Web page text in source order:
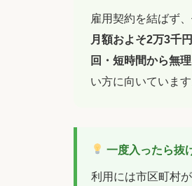
雇用契約を結ばず
月額およそ2万3千円
回・短時間から無
い方に向いています
一度入ったら抜
利用には市区町村